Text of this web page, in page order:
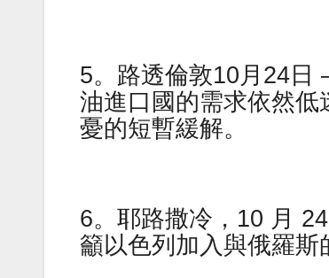
5。路透倫敦10月24日
油進口國的需求依然
憂的短暫緩解。
6。耶路撒冷，10 月
籲以色列加入與俄羅斯